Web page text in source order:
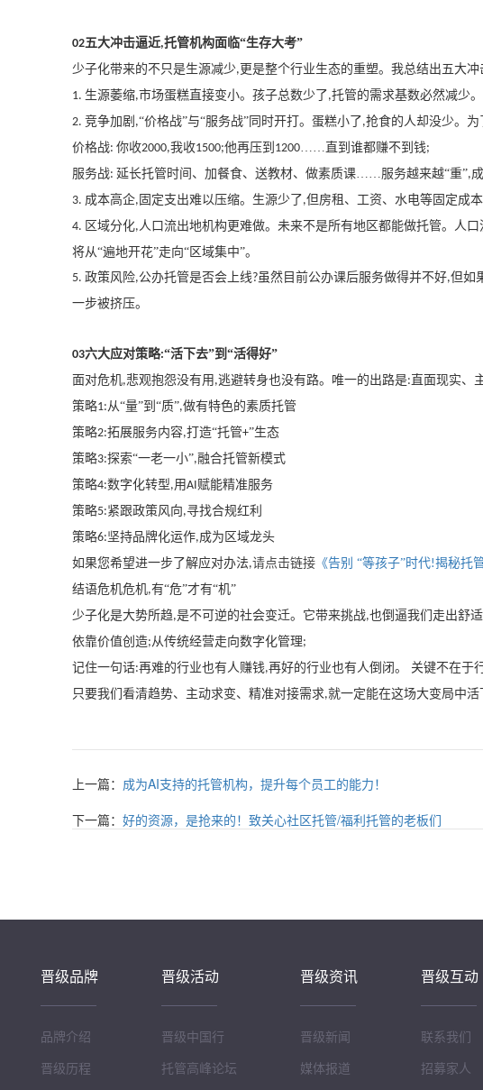
02五大冲击逼近,托管机构面临“生存大考”
少子化带来的不只是生源减少,更是整个行业生态的重塑。我总结出五大冲
1. 生源萎缩,市场蛋糕直接变小。孩子总数少了,托管的需求基数必然减少
2. 竞争加剧 ,“价格战”与“服务战”同时开打。蛋糕小了,抢食的人却没少。为
价格战: 你收2000,我收1500;他再压到 1200 ……直到谁都赚不到钱;
服务战: 延长托管时间、加餐食、送教材、做素质课……服务越来越“重”,
3. 成本高企, 固定支出难以压缩。生源少了,但房租、工资、水电等固定成
4. 区域分化, 人口流出地机构更难做。未来不是所有地区都能做托管。人
将从“遍地开花”走向“区域集中”。
5. 政策风险,公办托管是否会上线?虽然目前公办课后服务做得并不好,但如
一步被挤压。
03六大应对策略:“活下去”到“活得好”
面对危机,悲观抱怨没有用 ,逃避转身也没有路。唯一的出路是:直面现实、
策略1: 从“量”到“质”,做有特色的素质托管
策略2:拓展服务内容,打造“托管+”生态
策略3:探索“一老一小”,融合托管新模式
策略4:数字化转型,用AI赋能精准服务
策略5:紧跟政策风向,寻找合规红利
策略6:坚持品牌化运作,成为区域龙头
如果您希望进一步了解应对办法,请点击链接 《告别 “等孩子”时代!揭秘托
结语危机危机,有“危”才有“机”
少子化是大势所趋,是不可逆的社会变迁。它带来挑战,也倒逼我们走出舒
依靠价值创造; 从传统经营走向数字化管理;
记住一句话:再难的行业也有人赚钱,再好的行业也有人倒闭。 关键不在于
只要我们看清趋势、主动求变、精准对接需求,就一定能在这场大变局中
上一篇： 成为AI支持的托管机构，提升每个员工的能力！
下一篇： 好的资源，是抢来的！致关心社区托管/福利托管的老板们
晋级品牌
品牌介绍
晋级历程
晋级活动
晋级中国行
托管高峰论坛
晋级资讯
晋级新闻
媒体报道
晋级互动
联系我们
招募家人